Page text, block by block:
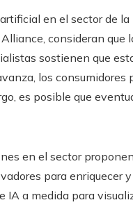
en el sector de
consideran
sostienen que
los
es posible que
en el sector
para enriquecer
IA a medida para